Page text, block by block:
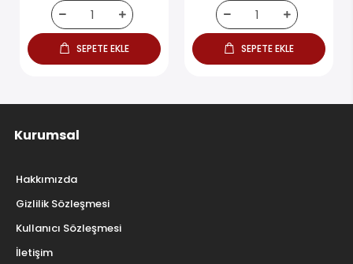
SEPETE EKLE SEPETE EKLE
Kurumsal
Hakkımızda
Gizlilik Sözleşmesi
Kullanıcı Sözleşmesi
İletişim